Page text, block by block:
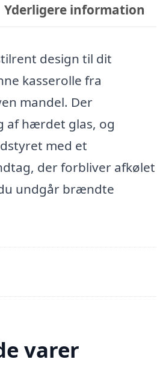
Yderligere information
design til dit
kasserolle fra
mandel. Der
af hærdet glas, og
med et
der forbliver afkølet
undgår brændte
varer